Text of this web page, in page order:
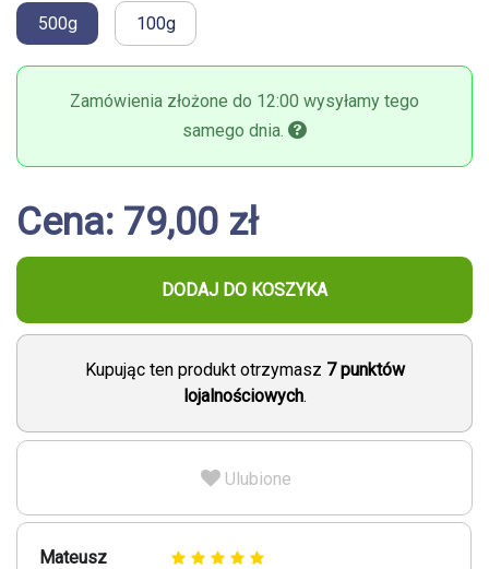
500g 100g
Zamówienia złożone do 12:00 wysyłamy tego
samego dnia.
Cena: 79,00 zł
DODAJ DO KOSZYKA
Kupując ten produkt otrzymasz 7punktów
lojalnościowych.
Ulubione
Mateusz